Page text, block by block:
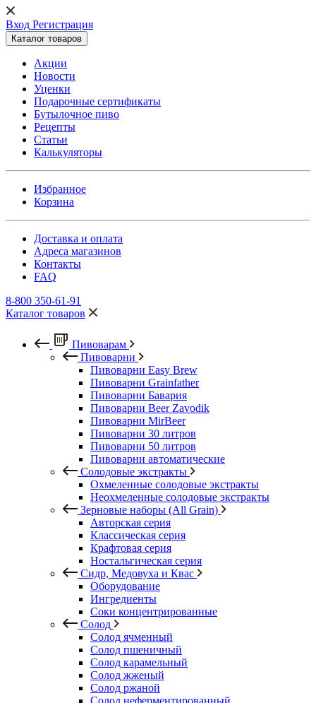
Вход Регистрация
Каталог товаров
Акции
Новости
Уценки
Подарочные сертификаты
Бутылочное пиво
Рецепты
Статьи
Калькуляторы
Избранное
Корзина
Доставка и оплата
Адреса магазинов
Контакты
FAQ
8-800 350-61-91
Каталог товаров
Пивоварам
Пивоварни
Пивоварни Easy Brew
Пивоварни Grainfather
Пивоварни Бавария
Пивоварни Beer Zavodik
Пивоварни MirBeer
Пивоварни 30 литров
Пивоварни 50 литров
Пивоварни автоматические
Солодовые экстракты
Охмеленные солодовые экстракты
Неохмеленные солодовые экстракты
Зерновые наборы (All Grain)
Авторская серия
Классическая серия
Крафтовая серия
Ностальгическая серия
Сидр, Медовуха и Квас
Оборудование
Ингредиенты
Соки концентрированные
Солод
Солод ячменный
Солод пшеничный
Солод карамельный
Солод жженый
Солод ржаной
Солод неферментированный